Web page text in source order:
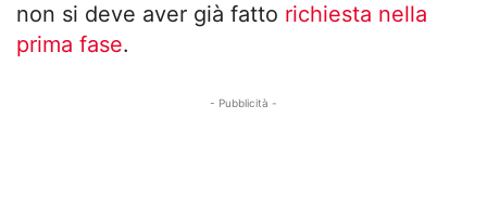
non si deve aver già fatto richiesta nella
prima fase.
- Pubblicità -